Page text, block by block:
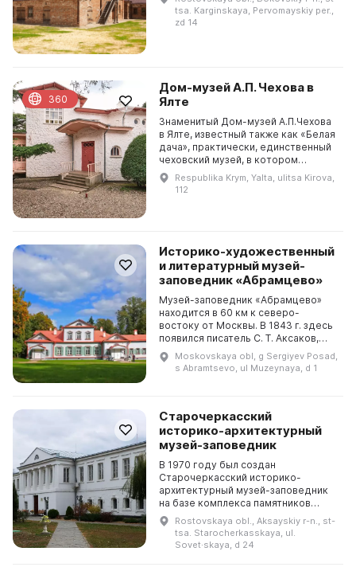
века казак, урядник Тимофей
Каргин, построил валь...
tsa. Karginskaya, Pervomayskiy per.,
zd 14
Дом-музей А.П. Чехова в
Ялте
Знаменитый Дом-музей А.П.Чехова
в Ялте, известный также как «Белая
дача», практически, единственный
чеховский музей, в котором
сохранилась подлинная обстановка:
дом, мебель, вещи и даже
Respublika Krym, Yalta, ulitsa Kirova,
112
360
Историко-художественный
и литературный музей-
заповедник «Абрамцево»
Музей-заповедник «Абрамцево»
находится в 60 км к северо-
востоку от Москвы. В 1843 г. здесь
появился писатель С. Т. Аксаков,
который создал здесь лучшие свои
произведения. К нему приезжали Н.
Moskovskaya obl, g Sergiyev Posad,
s Abramtsevo, ul Muzeynaya, d 1
Старочеркасский
историко-архитектурный
музей-заповедник
В 1970 году был создан
Старочеркасский историко-
архитектурный музей-заповедник
на базе комплекса памятников
архитектуры нижнего Дона XVII-XIX
веков. Инициатором стал М. А.
Шолохов. В музее насчитывает...
Rostovskaya obl., Aksayskiy r-n., st-
tsa. Starocherkasskaya, ul.
Sovet·skaya, d 24